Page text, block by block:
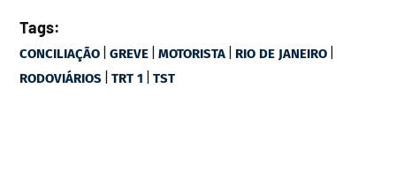
Tags:
CONCILIAÇÃO |GREVE |MOTORISTA | RIO DE JANEIRO |
RODOVIÁRIOS |TRT 1 |TST